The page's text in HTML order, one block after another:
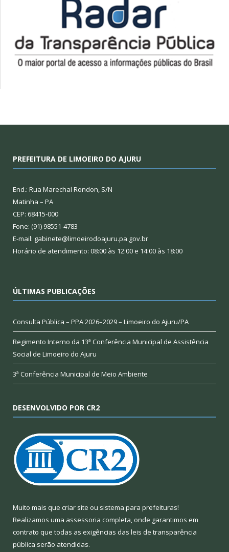
PREFEITURA DE LIMOEIRO DO AJURU
End.: Rua Marechal Rondon, S/N
Matinha – PA
CEP: 68415-000
Fone: (91) 98551-4783
E-mail: gabinete@limoeirodoajuru.pa.gov.br
Horário de atendimento: 08:00 às 12:00 e 14:00 às 18:00
ÚLTIMAS PUBLICAÇÕES
Consulta Pública – PPA 2026–2029 – Limoeiro do Ajuru/PA
Regimento Interno da 13ª Conferência Municipal de Assistência
Social de Limoeiro do Ajuru
3ª Conferência Municipal de Meio Ambiente
DESENVOLVIDO POR CR2
Muito mais que criar site ou sistema para prefeituras!
Realizamos uma assessoria completa, onde garantimos em
contrato que todas as exigências das leis de transparência
pública serão atendidas.